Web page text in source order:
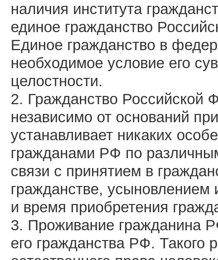
наличия института
единое гражданство
Единое гражданство в
необходимое условие его
целостности.
2. Гражданство Российской
независимо от оснований
устанавливает никаких
гражданами РФ по
связи с принятием в
гражданстве, усыновлением
и время приобретения
3. Проживание гражданина
его гражданства РФ. Такого